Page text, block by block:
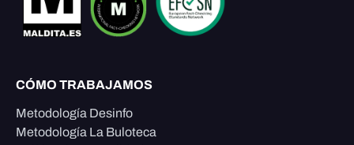
CÓMO TRABAJAMOS
Metodología Desinfo
Metodología La Buloteca